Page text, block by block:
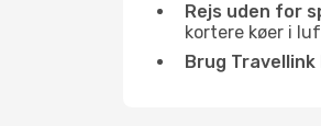
Rejs uden for
kortere køer i
Brug Travellink